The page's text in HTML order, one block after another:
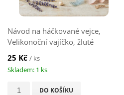
Návod na háčkované vejce,
Velikonoční vajíčko, žluté
25 Kč/ ks
Skladem: 1 ks
DO KOŠÍKU